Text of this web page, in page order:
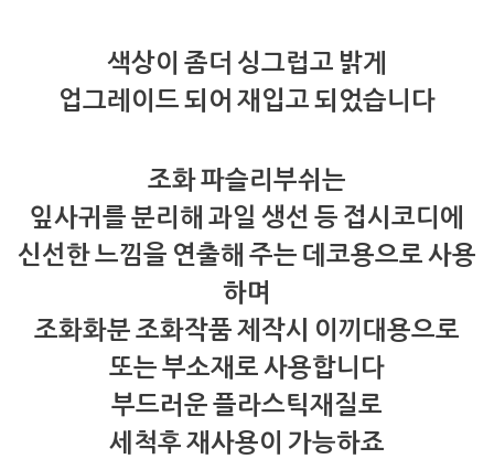
색상이 좀더 싱그럽고 밝게
업그레이드 되어 재입고 되었습니다
조화 파슬리부쉬는
잎사귀를 분리해 과일 생선 등 접시코디에
신선한 느낌을 연출해 주는 데코용으로 사용
하며
조화화분 조화작품 제작시 이끼대용으로
또는 부소재로 사용합니다
부드러운 플라스틱재질로
세척후 재사용이 가능하죠